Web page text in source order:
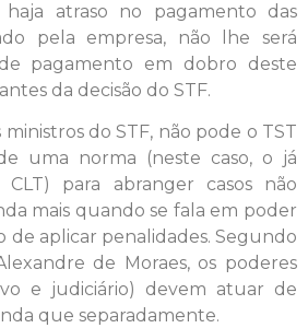
haja atraso no pagamento das
pela empresa, não lhe será
pagamento em dobro deste
da decisão do STF.
ministros do STF, não pode o TST
uma norma (neste caso, o já
para abranger casos não
mais quando se fala em poder
de aplicar penalidades. Segundo
de Moraes, os poderes
e judiciário) devem atuar de
que separadamente.